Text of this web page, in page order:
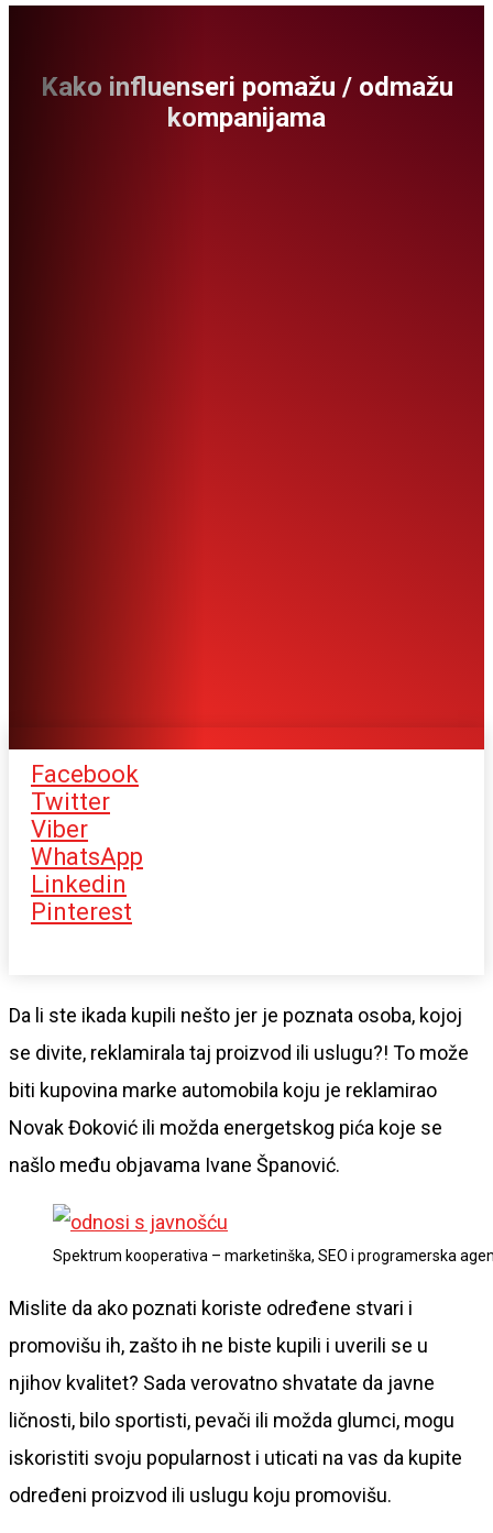
Kako influenseri pomažu / odmažu
kompanijama
Facebook
Twitter
Viber
WhatsApp
Linkedin
Pinterest
Da li ste ikada kupili nešto jer je poznata osoba, kojoj
se divite, reklamirala taj proizvod ili uslugu?! To može
biti kupovina marke automobila koju je reklamirao
Novak Đoković ili možda energetskog pića koje se
našlo među objavama Ivane Španović.
Spektrum kooperativa – marketinška, SEO i programerska
Mislite da ako poznati koriste određene stvari i
promovišu ih, zašto ih ne biste kupili i uverili se u
njihov kvalitet? Sada verovatno shvatate da javne
ličnosti, bilo sportisti, pevači ili možda glumci, mogu
iskoristiti svoju popularnost i uticati na vas da kupite
određeni proizvod ili uslugu koju promovišu.